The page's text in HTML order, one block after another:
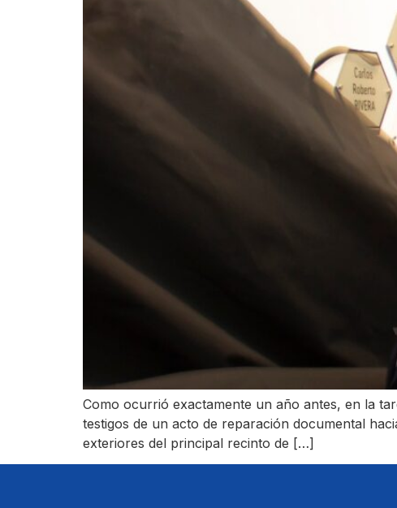
Como ocurrió exactamente un año antes, en la
testigos de un acto de reparación documental
exteriores del principal recinto de […]